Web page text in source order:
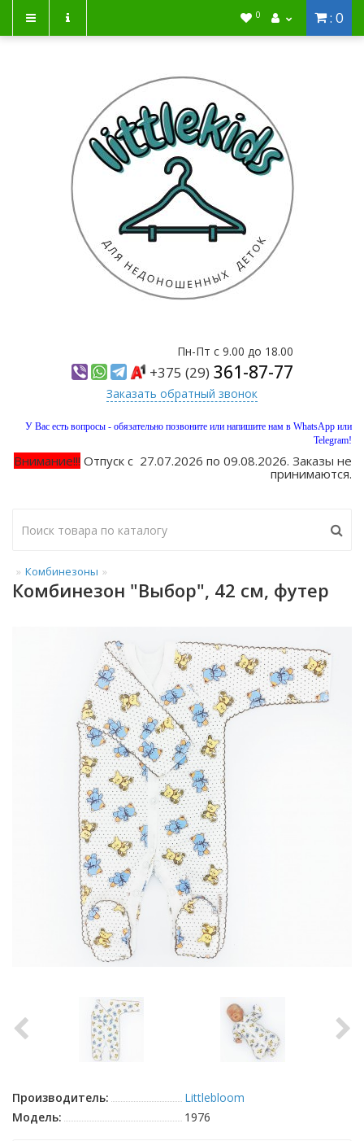
: 0
0
Пн-Пт с 9.00 до 18.00
+375 (29) 361-87-77
Заказать обратный звонок
У Вас есть вопросы - обязательно позвоните или напишите нам в WhatsApp или
Telegram!
Внимание!!! Отпуск с 27.07.2026 по 09.08.2026. Заказы не
принимаются.
Комбинезоны
Комбинезон "Выбор", 42 см, футер
Производитель:
Littlebloom
Модель:
1976